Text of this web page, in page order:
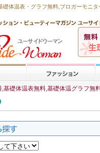
礎体温表・グラフ無料 ,ブロガーモニ
,基礎体温表無料,基礎体温グラフ